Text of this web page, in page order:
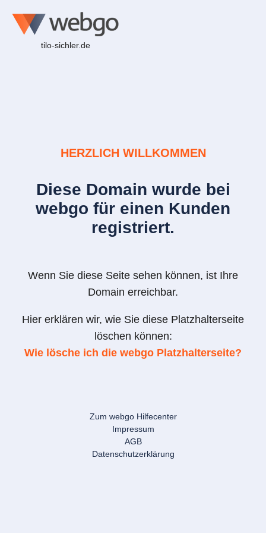
tilo-sichler.de
HERZLICH WILLKOMMEN
Diese Domain wurde bei
webgo für einen Kunden
registriert.
Wenn Sie diese Seite sehen können, ist Ihre
Domain erreichbar.
Hier erklären wir, wie Sie diese Platzhalterseite
löschen können:
Wie lösche ich die webgo Platzhalterseite?
Zum webgo Hilfecenter
Impressum
AGB
Datenschutzerklärung